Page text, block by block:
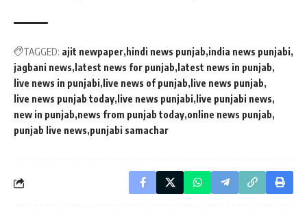
TAGGED: ajit newpaper hindi news punjab india news punjabi
jagbani news latest news for punjab latest news in punjab
live news in punjabi live news of punjab live news punjab
live news punjab today live news punjabi live punjabi news
new in punjab news from punjab today online news punjab
punjab live news punjabi samachar